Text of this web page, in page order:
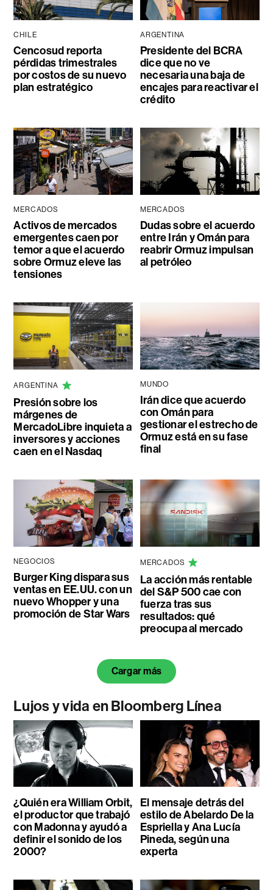
CHILE
Cencosud reporta
pérdidas trimestrales
por costos de su nuevo
plan estratégico
ARGENTINA
Presidente del BCRA
dice que no ve
necesaria una baja de
encajes para reactivar el
crédito
MERCADOS
Activos de mercados
emergentes caen por
temor a que el acuerdo
sobre Ormuz eleve las
tensiones
MERCADOS
Dudas sobre el acuerdo
entre Irán y Omán para
reabrir Ormuz impulsan
al petróleo
ARGENTINA
Presión sobre los
márgenes de
MercadoLibre inquieta a
inversores y acciones
caen en el Nasdaq
MUNDO
Irán dice que acuerdo
con Omán para
gestionar el estrecho de
Ormuz está en su fase
final
NEGOCIOS
Burger King dispara sus
ventas en EE.UU. con un
nuevo Whopper y una
promoción de Star Wars
MERCADOS
La acción más rentable
del S&P 500 cae con
fuerza tras sus
resultados: qué
preocupa al mercado
Cargar más
Lujos y vida en Bloomberg Línea
¿Quién era William Orbit,
el productor que trabajó
con Madonna y ayudó a
definir el sonido de los
2000?
El mensaje detrás del
estilo de Abelardo De la
Espriella y Ana Lucía
Pineda, según una
experta